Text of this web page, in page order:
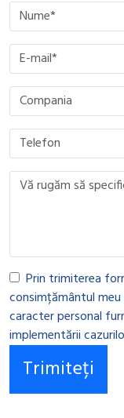
Please leave this field
Please leave this field
Please leave this field
Please leave this field
Prin trimiterea
consimțământul
caracter personal
implementării